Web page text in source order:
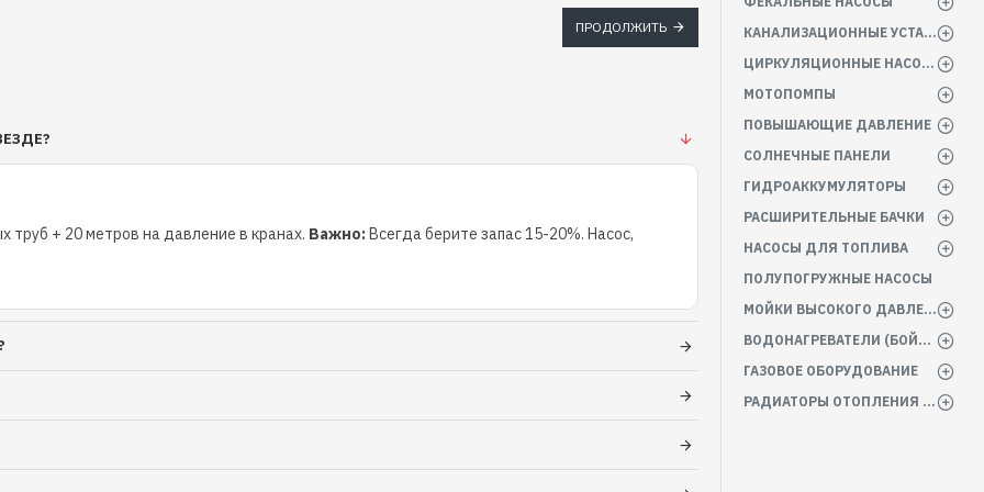
системой
насоса.
изготовлено из
работу и
надежное
идеально
ПРОДОЛЖИТЬ
труб + 20 метров на давление в кранах. Важно:Всегда берите запас 15-20%. Насос,
КАНАЛИЗАЦИОННЫЕ УСТАНОВКИ
ЦИРКУЛЯЦИОННЫЕ НАСОСЫ
МОТОПОМПЫ
ПОВЫШАЮЩИЕ ДАВЛЕНИЕ
СОЛНЕЧНЫЕ ПАНЕЛИ
ГИДРОАККУМУЛЯТОРЫ
РАСШИРИТЕЛЬНЫЕ БАЧКИ
НАСОСЫ ДЛЯ ТОПЛИВА
ПОЛУПОГРУЖНЫЕ НАСОСЫ
МОЙКИ ВЫСОКОГО ДАВЛЕНИЯ
ВОДОНАГРЕВАТЕЛИ (БОЙЛЕРА)
ГАЗОВОЕ ОБОРУДОВАНИЕ
РАДИАТОРЫ ОТОПЛЕНИЯ БАТАРЕИ